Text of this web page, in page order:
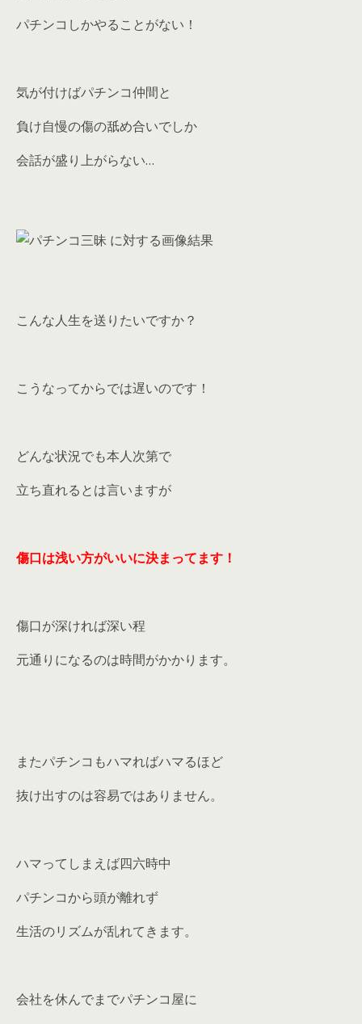
パチンコしかやることがない！
気が付けばパチンコ仲間と
負け自慢の傷の舐め合いでしか
会話が盛り上がらない…
こんな人生を送りたいですか？
こうなってからでは遅いのです！
どんな状況でも本人次第で
立ち直れるとは言いますが
傷口は浅い方がいいに決まってます！
傷口が深ければ深い程
元通りになるのは時間がかかります。
またパチンコもハマればハマるほど
抜け出すのは容易ではありません。
ハマってしまえば四六時中
パチンコから頭が離れず
生活のリズムが乱れてきます。
会社を休んでまでパチンコ屋に